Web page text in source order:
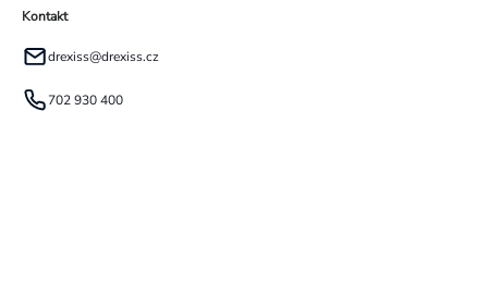
Kontakt
drexiss@drexiss.cz
702 930 400